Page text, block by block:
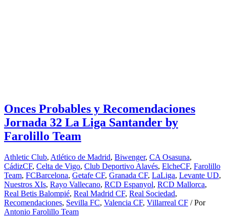
Onces Probables y Recomendaciones
Jornada 32 La Liga Santander by
Farolillo Team
Athletic Club, Atlético de Madrid, Biwenger, CA Osasuna,
CádizCF, Celta de Vigo, Club Deportivo Alavés, ElcheCF, Farolillo
Team, FCBarcelona, Getafe CF, Granada CF, LaLiga, Levante UD,
Nuestros XIs, Rayo Vallecano, RCD Espanyol, RCD Mallorca,
Real Betis Balompié, Real Madrid CF, Real Sociedad,
Recomendaciones, Sevilla FC, Valencia CF, Villarreal CF / Por
Antonio Farolillo Team